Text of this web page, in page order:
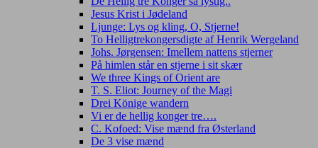
Jesus Krist i Jødeland
Ljunge: Lys og kling, O, Stjerne!
To Helligtrekongersdigte af Henrik Wergeland
Johs. Jørgensen: Imellem nattens stjerner
På himlen står en stjerne i sit skær
We three Kings of Orient are
T. S. Eliot: Journey of the Magi
Drei Könige wandern
Vi er de hellig konger tre….
C. Kofoed: Vise mænd fra Østerland
De 3 vise mænd